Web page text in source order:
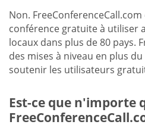
Non.
conférence gratuite à utiliser
locaux dans plus de 80 pays.
des mises à niveau en plus
soutenir les utilisateurs
Est-ce que n'importe